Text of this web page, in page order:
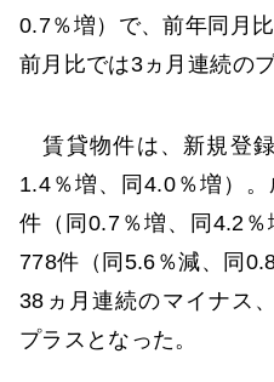
0.7％増）で、前年同月
前月比では3ヵ月連続のプ
賃貸物件は、新規登
1.4％増、同4.0％増）
件（同0.7％増、同4.2
778件（同5.6％減、同
38ヵ月連続のマイナス
プラスとなった。